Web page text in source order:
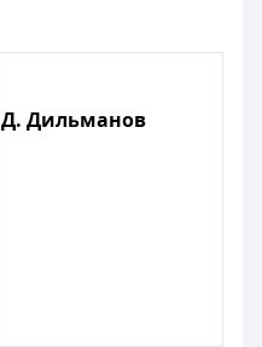
Д. Дильманов